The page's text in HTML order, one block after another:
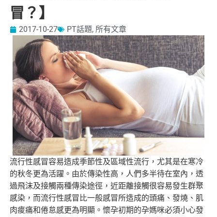
冒？】
2017-10-27 PT話題, 所有文章
流行性感冒容易造成季節性及區域性流行， 尤其是在寒冷
的秋冬更為活躍。由於傳染性高，人們多半待在室內， 透
過飛沫及接觸兩種傳染途徑，近距離接觸很容易發生群聚
感染， 而流行性感冒比一般感冒所造成的頭痛、發燒、 肌
肉痠痛和倦怠感更為明顯。 懷孕初期的孕媽咪必須小心發